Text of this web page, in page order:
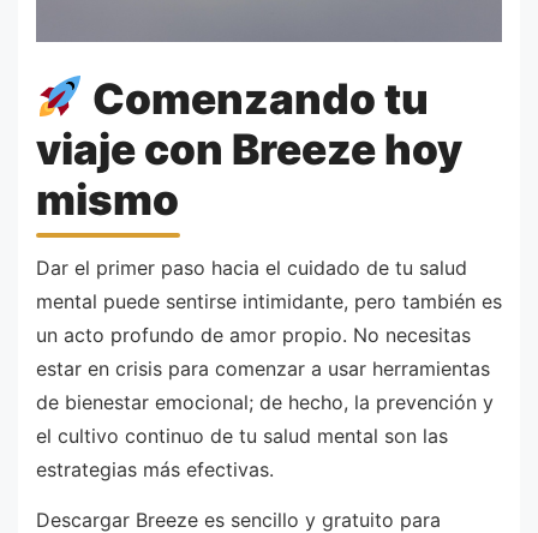
Comenzando tu
viaje con Breeze hoy
mismo
Dar el primer paso hacia el cuidado de tu salud
mental puede sentirse intimidante, pero también es
un acto profundo de amor propio. No necesitas
estar en crisis para comenzar a usar herramientas
de bienestar emocional; de hecho, la prevención y
el cultivo continuo de tu salud mental son las
estrategias más efectivas.
Descargar Breeze es sencillo y gratuito para